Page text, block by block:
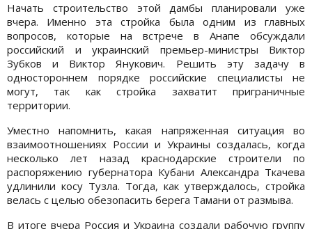
Начать строительство этой дамбы планировали уже
вчера. Именно эта стройка была одним из главных
вопросов, которые на встрече в Анапе обсуждали
российский и украинский премьер-министры Виктор
Зубков и Виктор Янукович. Решить эту задачу в
одностороннем порядке российские специалисты не
могут, так как стройка захватит приграничные
территории.
Уместно напомнить, какая напряженная ситуация во
взаимоотношениях России и Украины создалась, когда
несколько лет назад краснодарские строители по
распоряжению губернатора Кубани Александра Ткачева
удлинили косу Тузла. Тогда, как утверждалось, стройка
велась с целью обезопасить берега Тамани от размыва.
В итоге вчера Россия и Украина создали рабочую группу